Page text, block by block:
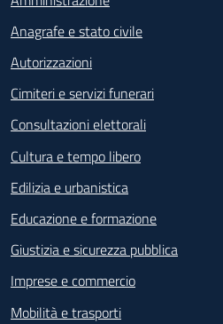
Anagrafe e stato civile
Autorizzazioni
Cimiteri e servizi funerari
Consultazioni elettorali
Cultura e tempo libero
Edilizia e urbanistica
Educazione e formazione
Giustizia e sicurezza pubblica
Imprese e commercio
Mobilità e trasporti